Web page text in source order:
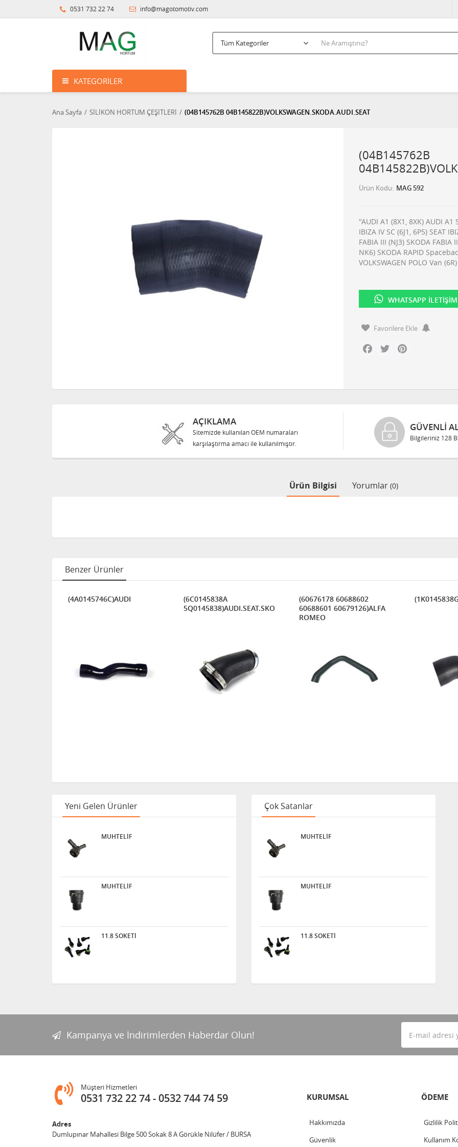
0531 732 22 74 info@magotomotiv.com
KATEGORILER
Ana Sayfa SİLİKON HORTUM ÇEŞİTLERİ (04B145762B 04B145822B)VOLKSWAGEN.SKODA.AUDI.SEAT
(04B145762B
Ürün Kodu MAG 592
"AUDI A1 (8X1, 8XK) AUDI A1
IBIZA IV SC (6J1, 6P5) SEAT
FABIA III (NJ3) SKODA
NK6) SKODA RAPID
VOLKSWAGEN POLO Van
WHATSAPP İLETIŞIM
Favorilere Ekle
Facebook
Twitter
AÇIKLAMA
Sitemizde kullanılan OEM numaraları
karşılaştırma amacı ile kullanılmıştır.
GÜVENLI
Bilgileriniz 128
Ürün Bilgisi Yorumlar (0)
Benzer Ürünler
(4A0145746C)AUDI
(6C0145838A
5Q0145838)AUDI.SEAT.SKODA.VOLKSWAGEN
(60676178 60688602
60688601 60679126)ALFA
ROMEO
Yeni Gelen Ürünler
MUHTELİF
MUHTELİF
11.8 SOKETİ
Çok Satanlar
MUHTELİF
MUHTELİF
11.8 SOKETİ
Kampanya ve İndirimlerden Haberdar Olun!
Müşteri Hizmetleri
0531 732 22 74 0532 744 74 59
Adres
Dumlupınar Mahallesi Bilge 500 Sokak 8 A Görükle Nilüfer / BURSA
KURUMSAL
Hakkımızda
Güvenlik
ÖDEME
Gizlilik
Kullanım